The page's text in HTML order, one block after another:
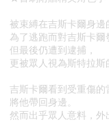
被束縛在吉斯卡爾身邊
為了逃跑而對吉斯卡爾
但最後仍遭到逮捕，
更被眾人視為斯特拉斯
吉斯卡爾看到受重傷的
將他帶回身邊。
然而出乎眾人意料，外